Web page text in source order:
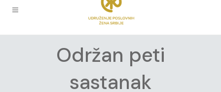
Održan peti
sastanak